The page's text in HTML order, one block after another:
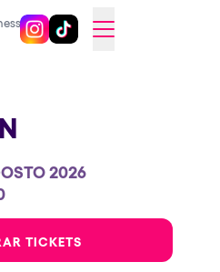
Sigue @elrowofficial en
Sigue @elrowofficial en
SWITCH TO ENGLISH
2026
2026
TICKETS